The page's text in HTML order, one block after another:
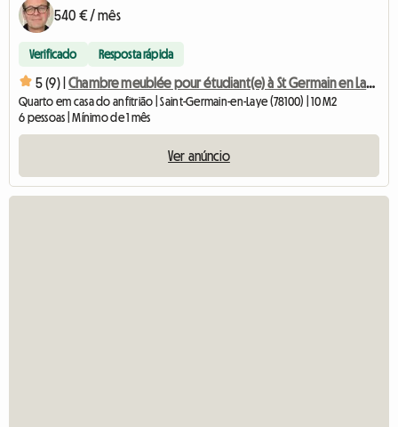
540 € / mês
Verificado Resposta rápida
5 (9) | Chambre meublée pour étudiant(e) à St Germain en Laye
Quarto em casa do anfitrião | Saint-Germain-en-Laye (78100) | 10 M2
6 pessoas | Mínimo de 1 mês
Ver anúncio